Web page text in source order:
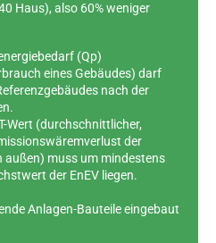
Haus), also 60% weniger
(Qp)
eines Gebäudes) darf
nach der
Wert (durchschnittlicher,
der
außen) muss um mindestens
der EnEV liegen.
Anlagen-Bauteile eingebaut